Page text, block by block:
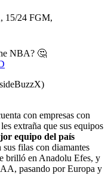
15/24 FGM,
NBA? 🤔
con empresas con
extraña que sus equipos
equipo del país
sus filas con diamantes
brilló en Anadolu Efes, y
pasando por Europa y